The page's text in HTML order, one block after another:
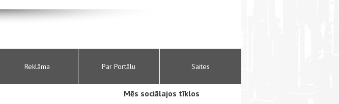
Reklāma Par Portālu Saites
Mēs sociālajos tīklos